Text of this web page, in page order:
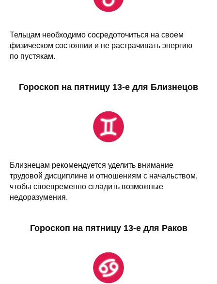
Тельцам необходимо сосредоточиться на своем
физическом состоянии и не растрачивать энергию
по пустякам.
Гороскоп на пятницу 13-е для Близнецов
Близнецам рекомендуется уделить внимание
трудовой дисциплине и отношениям с начальством,
чтобы своевременно сгладить возможные
недоразумения.
Гороскоп на пятницу 13-е для Раков